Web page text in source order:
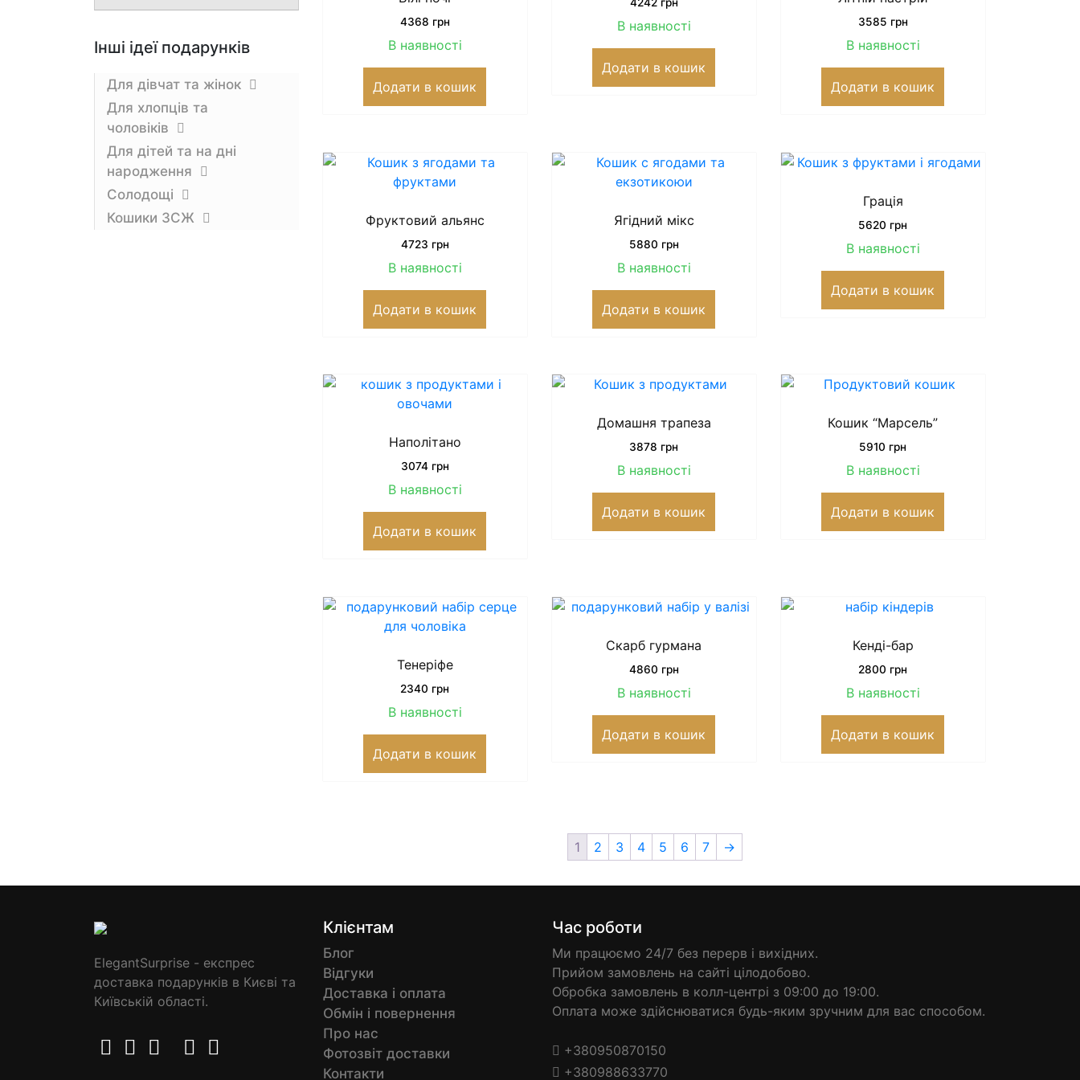
Інші ідеї подарунків
Для дівчат та жінок
Для хлопців та
чоловіків
Для дітей та на дні
народження
Солодощі
Кошики ЗCЖ
4368 грн
В наявності
Додати в кошик
В наявності
Додати в кошик
3585 грн
В наявності
Додати в кошик
Фруктовий альянс
4723 грн
В наявності
Додати в кошик
Ягідний мікс
5880 грн
В наявності
Додати в кошик
Грація
5620 грн
В наявності
Додати в кошик
Наполітано
3074грн
В наявності
Додати в кошик
Домашня трапеза
3878 грн
В наявності
Додати в кошик
Кошик “Марсель”
5910 грн
В наявності
Додати в кошик
Тенеріфе
2340 грн
В наявності
Додати в кошик
Скарб гурмана
4860 грн
В наявності
Додати в кошик
Кенді-бар
2800 грн
В наявності
Додати в кошик
1 2 3 4 5 6 7 →
ElegantSurprise - експрес
доставка подарунків в Києві та
Київській області.
Клієнтам
Блог
Відгуки
Доставка і оплата
Обмін і повернення
Про нас
Фотозвіт доставки
Контакти
Час роботи
Ми працюємо 24/7 без перерв і вихідних.
Прийом замовлень на сайті цілодобово.
Обробка замовлень в колл-центрі з 09:00 до 19:00.
Оплата може здійснюватися будь-яким зручним для вас способом.
+380950870150
+380988633770